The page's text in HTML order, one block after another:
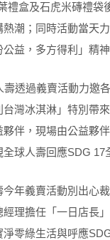
禮盒及石虎米磚禮
潮；同時活動當天
益，多方得利」精神
透過義賣活動力邀
灣冰淇淋」特別帶
伴，現場由公益夥
球人壽回應SDG
年義賣活動別出心
理擔任「一日店長
零綠生活與呼應